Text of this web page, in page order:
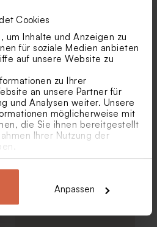
Cookies
um Inhalte und Anzeigen zu
für soziale Medien anbieten
auf unsere Website zu
zu Ihrer
an unsere Partner für
und Analysen weiter. Unsere
möglicherweise mit
die Sie ihnen bereitgestellt
Ihrer Nutzung der
Anpassen
in
Namenskarte mit rosa
Blumen
Blumenkranz und
rosa-weißem Blumenstrauß
und Goldfolie
Quadratische
Blumenkranz und